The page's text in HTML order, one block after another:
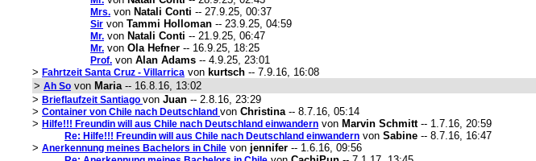
Mrs. von Natali Conti -- 27.9.25, 00:37
Sir von Tammi Holloman -- 23.9.25, 04:59
Mr. von Natali Conti -- 21.9.25, 06:47
Mr. von Ola Hefner -- 16.9.25, 18:25
Prof. von Alan Adams -- 4.9.25, 23:01
> Fahrtzeit Santa Cruz - Villarrica von kurtsch -- 7.9.16, 16:08
> Ah So von Maria-- 16.8.16, 13:02
> Brieflaufzeit Santiago von Juan -- 2.8.16, 23:29
> Container von Chile nach Deutschland von Christina-- 8.7.16, 05:14
> Hilfe!!! Freundin will aus Chile nach Deutschland einwandern von Marvin Schmitt-- 1.7.16, 20:59
Re: Hilfe!!! Freundin will aus Chile nach Deutschland einwandern von Sabine -- 8.7.16, 16:47
> Anerkennung meines Bachelors in Chile von jennifer -- 1.6.16, 09:56